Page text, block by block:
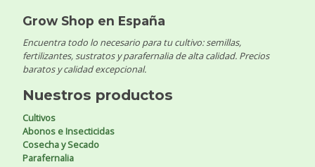
Grow Shop en España
Encuentra todo lo necesario para tu cultivo: semillas,
fertilizantes, sustratos y parafernalia de alta calidad. Precios
baratos y calidad excepcional.
Nuestros productos
Cultivos
Abonos e Insecticidas
Cosecha y Secado
Parafernalia